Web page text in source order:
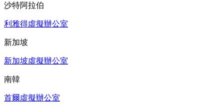
沙特阿拉伯
利雅得虛擬辦公室
新加坡
新加坡虛擬辦公室
南韓
首爾虛擬辦公室